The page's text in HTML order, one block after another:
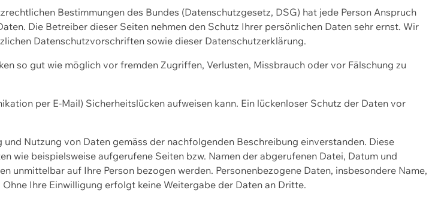
Bestimmungen des Bundes (Datenschutzgesetz, DSG) hat jede Person Anspruch
Die Betreiber dieser Seiten nehmen den Schutz Ihrer persönlichen Daten sehr ernst. Wir
Datenschutzvorschriften sowie dieser Datenschutzerklärung.
so gut wie möglich vor fremden Zugriffen, Verlusten, Missbrauch oder vor Fälschung zu
per E-Mail) Sicherheitslücken aufweisen kann. Ein lückenloser Schutz der Daten vor
Nutzung von Daten gemäss der nachfolgenden Beschreibung einverstanden. Diese
wie beispielsweise aufgerufene Seiten bzw. Namen der abgerufenen Datei, Datum und
unmittelbar auf Ihre Person bezogen werden. Personenbezogene Daten, insbesondere Name,
Ihre Einwilligung erfolgt keine Weitergabe der Daten an Dritte.